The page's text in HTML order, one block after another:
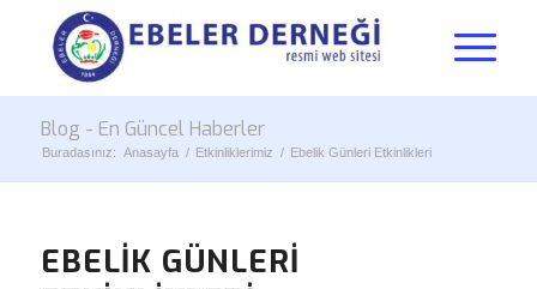
Blog - En Güncel Haberler
Buradasınız: Anasayfa / Etkinliklerimiz / Ebelik Günleri Etkinlikleri
EBELIK GÜNLERI